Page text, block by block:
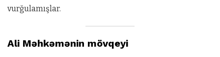
vurğulamışlar.
Ali Məhkəmənin mövqeyi